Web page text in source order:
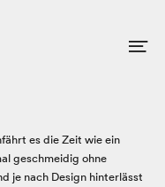
es die Zeit wie ein
geschmeidig ohne
je nach Design hinterlässt